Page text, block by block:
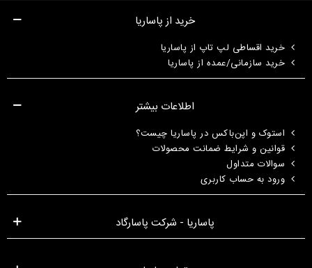
خرید از پاساریا
خرید اقساطی لپ تاپ از پاساریا
خرید سازمانی/عمده از پاساریا
اطلاعات بیشتر
استوک و اپن‌باکس در پاساریا چیست؟
قوانین و شرایط ضمانت محصولات
سوالات متداول
ورود به حساب کاربری
پاساریا - شرکت پاسارگاد